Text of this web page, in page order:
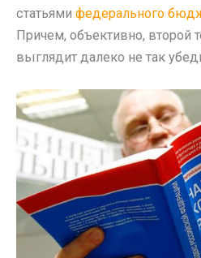
статьями федерального
Причем, объективно, второй
выглядит далеко не так